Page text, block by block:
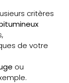
critères
de votre
ou